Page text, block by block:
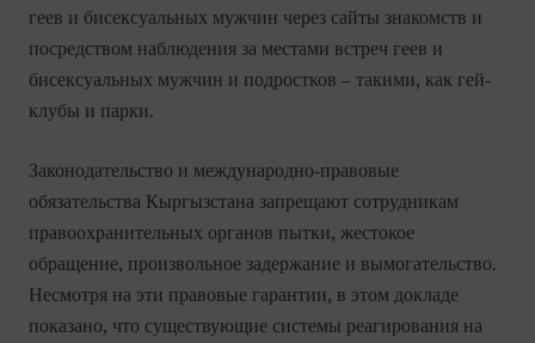
геев и бисексуальных мужчин через сайты знакомств и
посредством наблюдения за местами встреч геев и
бисексуальных мужчин и подростков – такими, как гей-
клубы и парки.
Законодательство и международно-правовые
обязательства Кыргызстана запрещают сотрудникам
правоохранительных органов пытки, жестокое
обращение, произвольное задержание и вымогательство.
Несмотря на эти правовые гарантии, в этом докладе
показано, что существующие системы реагирования на